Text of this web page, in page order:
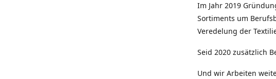
Im Jahr 2019
Sortiments um
Veredelung der
Seid 2020 zusätzlich
Und wir Arbeiten